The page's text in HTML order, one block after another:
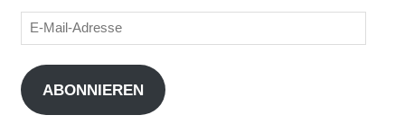
E-
Mail-
Adresse
ABONNIEREN